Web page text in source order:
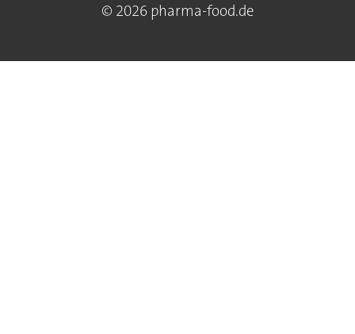
© 2026 pharma-food.de